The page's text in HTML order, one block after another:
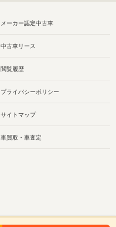
メーカー認定中古車
中古車リース
閲覧履歴
プライバシーポリシー
サイトマップ
車買取・車査定